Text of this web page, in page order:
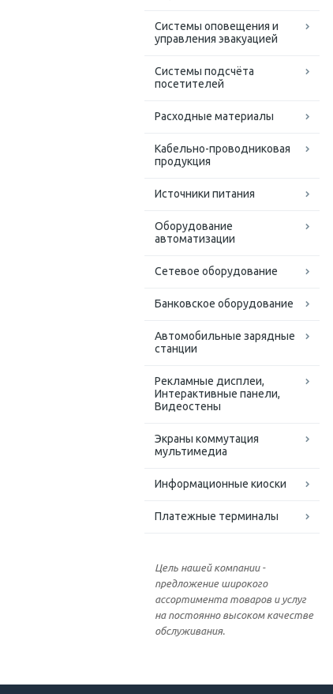
Системы оповещения и
управления эвакуацией
Системы подсчёта
посетителей
Расходные материалы
Кабельно-проводниковая
продукция
Источники питания
Оборудование
автоматизации
Сетевое оборудование
Банковское оборудование
Автомобильные зарядные
станции
Рекламные дисплеи,
Интерактивные панели,
Видеостены
Экраны коммутация
мультимедиа
Информационные киоски
Платежные терминалы
Цель нашей компании -
предложение широкого
ассортимента товаров и услуг
на постоянно высоком качестве
обслуживания.